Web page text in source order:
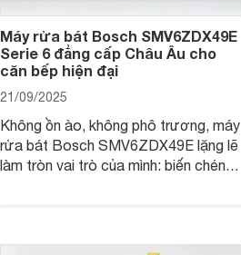
Máy rửa bát Bosch SMV6ZDX49E
Serie 6 đẳng cấp Châu Âu cho
căn bếp hiện đại
21/09/2025
Không ồn ào, không phô trương, máy
rửa bát Bosch SMV6ZDX49E lặng lẽ
làm tròn vai trò của mình: biến chén
Websosanh.vn đi tìm hiểu chi tiết sản